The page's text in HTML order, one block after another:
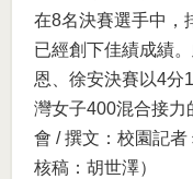
在8名決賽選手中，
已經創下佳績成績
恩、徐安決賽以4分
灣女子400混合接力
會 / 撰文：校園記
核稿：胡世澤）